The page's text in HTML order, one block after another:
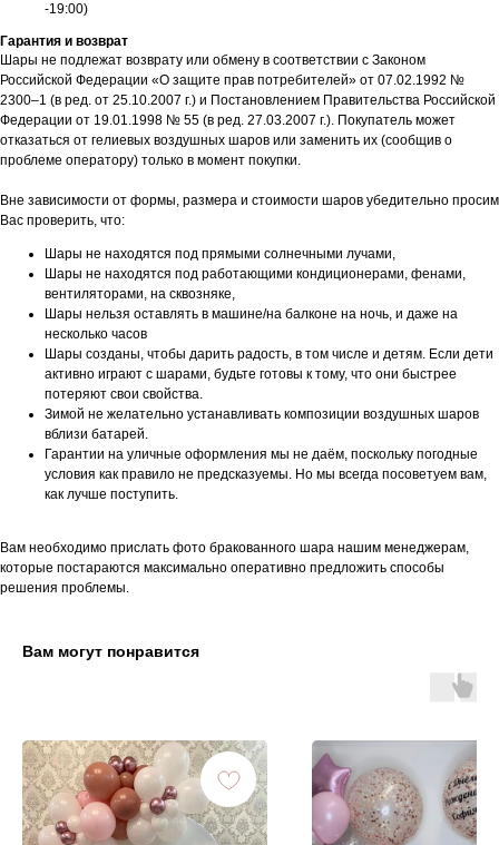
-19:00)
Гарантия и возврат
Шары не подлежат возврату или обмену в соответствии с Законом
Российской Федерации «О защите прав потребителей» от 07.02.1992 №
2300–1 (в ред. от 25.10.2007 г.) и Постановлением Правительства Российской
Федерации от 19.01.1998 № 55 (в ред. 27.03.2007 г.). Покупатель может
отказаться от гелиевых воздушных шаров или заменить их (сообщив о
проблеме оператору) только в момент покупки.
Вне зависимости от формы, размера и стоимости шаров убедительно просим
Вас проверить, что:
Шары не находятся под прямыми солнечными лучами,
Шары не находятся под работающими кондиционерами, фенами,
вентиляторами, на сквозняке,
Шары нельзя оставлять в машине/на балконе на ночь, и даже на
несколько часов
Шары созданы, чтобы дарить радость, в том числе и детям. Если дети
активно играют с шарами, будьте готовы к тому, что они быстрее
потеряют свои свойства.
Зимой не желательно устанавливать композиции воздушных шаров
вблизи батарей.
Гарантии на уличные оформления мы не даём, поскольку погодные
условия как правило не предсказуемы. Но мы всегда посоветуем вам,
как лучше поступить.
Вам необходимо прислать фото бракованного шара нашим менеджерам,
которые постараются максимально оперативно предложить способы
решения проблемы.
Вам могут понравится